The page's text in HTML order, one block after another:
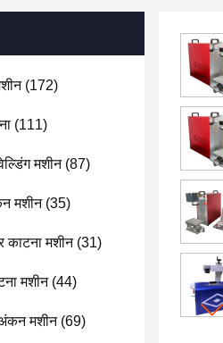
(172)
(111)
मशीन(87)
मशीन(35)
मशीन(31)
मशीन(44)
मशीन(69)